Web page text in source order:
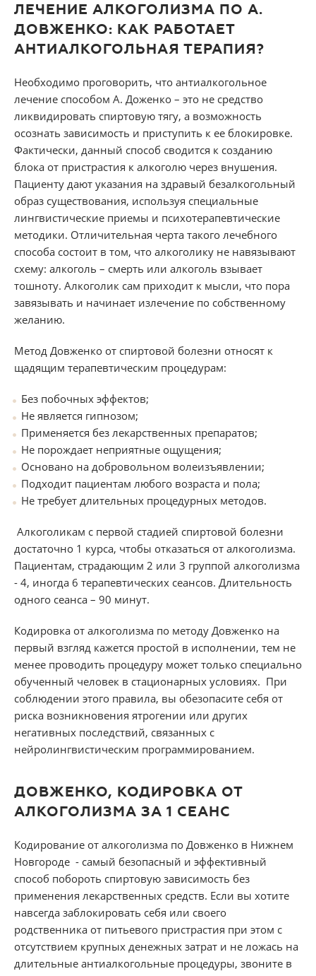
ЛЕЧЕНИЕ АЛКОГОЛИЗМА ПО А.
ДОВЖЕНКО: КАК РАБОТАЕТ
АНТИАЛКОГОЛЬНАЯ ТЕРАПИЯ?
Необходимо проговорить, что антиалкогольное
лечение способом А. Доженко – это не средство
ликвидировать спиртовую тягу, а возможность
осознать зависимость и приступить к ее блокировке.
Фактически, данный способ сводится к созданию
блока от пристрастия к алкоголю через внушения.
Пациенту дают указания на здравый безалкогольный
образ существования, используя специальные
лингвистические приемы и психотерапевтические
методики. Отличительная черта такого лечебного
способа состоит в том, что алкоголику не навязывают
схему: алкоголь – смерть или алкоголь взывает
тошноту. Алкоголик сам приходит к мысли, что пора
завязывать и начинает излечение по собственному
желанию.
Метод Довженко от спиртовой болезни относят к
щадящим терапевтическим процедурам:
Без побочных эффектов;
Не является гипнозом;
Применяется без лекарственных препаратов;
Не порождает неприятные ощущения;
Основано на добровольном волеизъявлении;
Подходит пациентам любого возраста и пола;
Не требует длительных процедурных методов.
Алкоголикам с первой стадией спиртовой болезни
достаточно 1 курса, чтобы отказаться от алкоголизма.
Пациентам, страдающим 2 или 3 группой алкоголизма
- 4, иногда 6 терапевтических сеансов. Длительность
одного сеанса – 90 минут.
Кодировка от алкоголизма по методу Довженко на
первый взгляд кажется простой в исполнении, тем не
менее проводить процедуру может только специально
обученный человек в стационарных условиях. При
соблюдении этого правила, вы обезопасите себя от
риска возникновения ятрогении или других
негативных последствий, связанных с
нейролингвистическим программированием.
ДОВЖЕНКО, КОДИРОВКА ОТ
АЛКОГОЛИЗМА ЗА 1 СЕАНС
Кодирование от алкоголизма по Довженко в Нижнем
Новгороде - самый безопасный и эффективный
способ побороть спиртовую зависимость без
применения лекарственных средств. Если вы хотите
навсегда заблокировать себя или своего
родственника от питьевого пристрастия при этом с
отсутствием крупных денежных затрат и не ложась на
длительные антиалкогольные процедуры, звоните в